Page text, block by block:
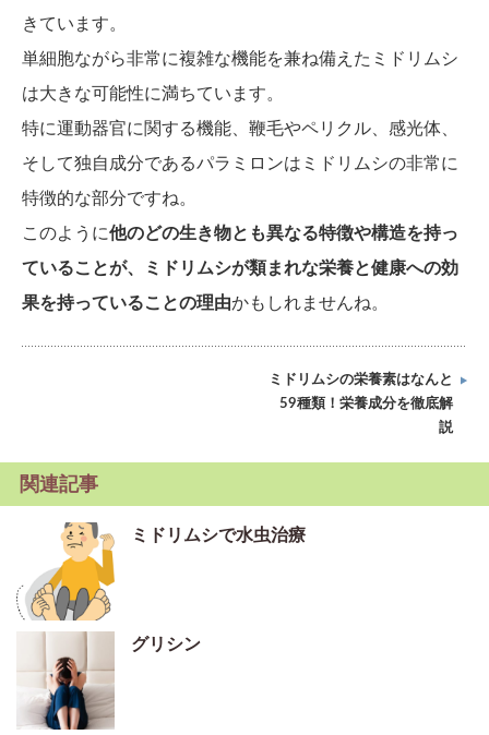
きています。
単細胞ながら非常に複雑な機能を兼ね備えたミドリムシ
は大きな可能性に満ちています。
特に運動器官に関する機能、鞭毛やペリクル、感光体、
そして独自成分であるパラミロンはミドリムシの非常に
特徴的な部分ですね。
このように他のどの生き物とも異なる特徴や構造を持っ
ていることが、ミドリムシが類まれな栄養と健康への効
果を持っていることの理由かもしれませんね。
ミドリムシの栄養素はなんと
59種類！栄養成分を徹底解
説
関連記事
ミドリムシで水虫治療
グリシン